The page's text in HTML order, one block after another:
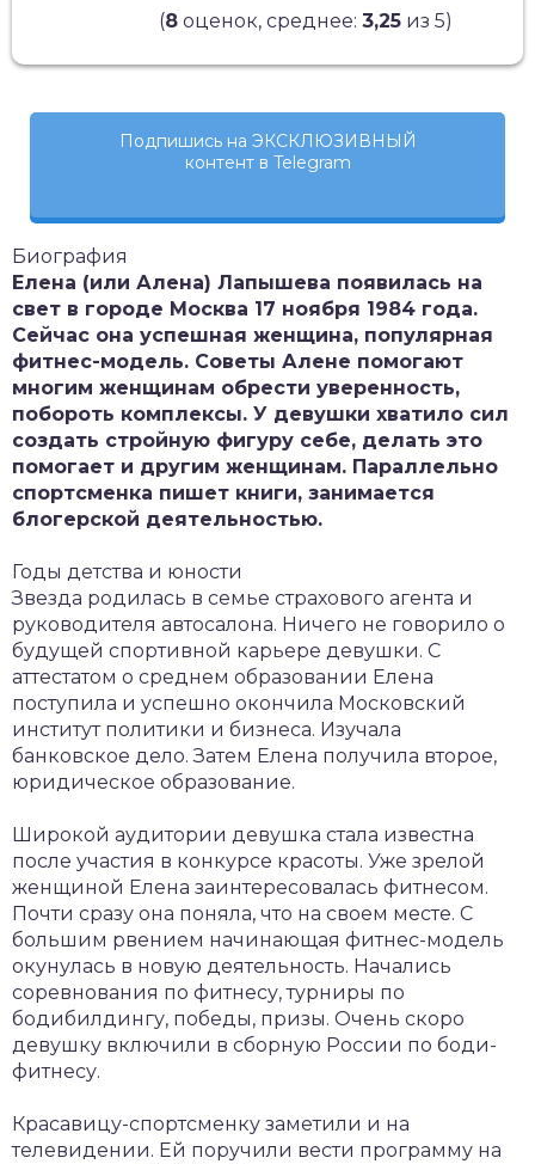
(8 оценок, среднее: 3,25 из 5)
Подпишись на ЭКСКЛЮЗИВНЫЙ
контент в Telegram
Биография
Елена (или Алена) Лапышева появилась на
свет в городе Москва 17 ноября 1984 года.
Сейчас она успешная женщина, популярная
фитнес-модель. Советы Алене помогают
многим женщинам обрести уверенность,
побороть комплексы. У девушки хватило сил
создать стройную фигуру себе, делать это
помогает и другим женщинам. Параллельно
спортсменка пишет книги, занимается
блогерской деятельностью.
Годы детства и юности
Звезда родилась в семье страхового агента и
руководителя автосалона. Ничего не говорило о
будущей спортивной карьере девушки. С
аттестатом о среднем образовании Елена
поступила и успешно окончила Московский
институт политики и бизнеса. Изучала
банковское дело. Затем Елена получила второе,
юридическое образование.
Широкой аудитории девушка стала известна
после участия в конкурсе красоты. Уже зрелой
женщиной Елена заинтересовалась фитнесом.
Почти сразу она поняла, что на своем месте. С
большим рвением начинающая фитнес-модель
окунулась в новую деятельность. Начались
соревнования по фитнесу, турниры по
бодибилдингу, победы, призы. Очень скоро
девушку включили в сборную России по боди-
фитнесу.
Красавицу-спортсменку заметили и на
телевидении. Ей поручили вести программу на